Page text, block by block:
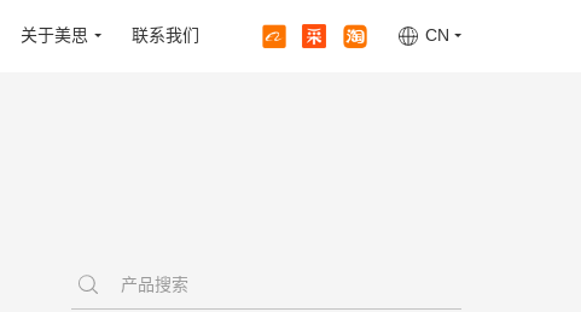
关于美思 联系我们 CN